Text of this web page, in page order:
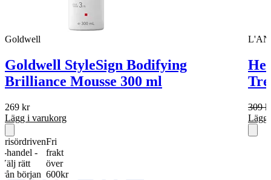
Goldwell
Goldwell StyleSign Bodifying
Brilliance Mousse 300 ml
269 kr
Lägg i varukorg
309
Lägg
-
Fri
frakt
över
600kr